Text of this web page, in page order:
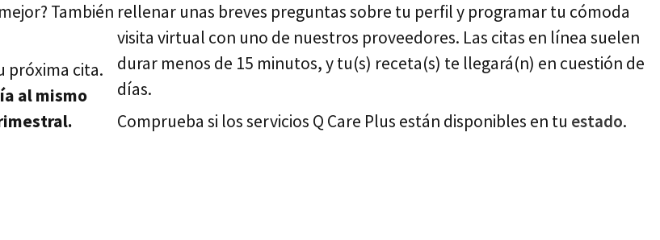
También
próxima cita.
al mismo
rellenar unas breves preguntas sobre tu perfil y programar tu cómoda
visita virtual con uno de nuestros proveedores. Las citas en línea suelen
durar menos de 15 minutos, y tu(s) receta(s) te llegará(n) en cuestión de
días.
Comprueba si los servicios Q Care Plus están disponibles en tu estado.